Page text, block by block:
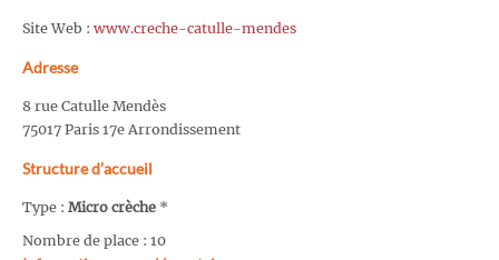
Site Web : www.creche-catulle-mendes
Adresse
8 rue Catulle Mendès
75017 Paris 17e Arrondissement
Structure d’accueil
Type : Micro crèche *
Nombre de place : 10